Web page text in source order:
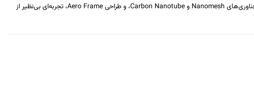
Nanomesh وCarbon Nanotube، و طراحیAero Frame، تجربه‌ای بی‌نظیر از